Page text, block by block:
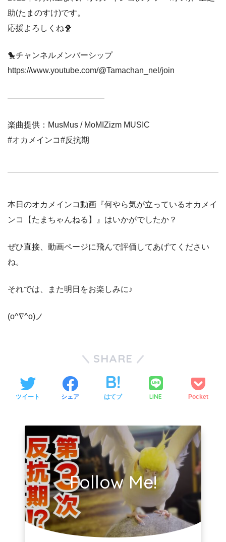
助(たまのすけ)です。
応援よろしくね🐥
🐤チャンネルメンバーシップ
https://www.youtube.com/@Tamachan_nel/join
————————————
楽曲提供：MusMus / MoMIZizm MUSIC
#オカメインコ#反抗期
本日のオカメインコ動画『何やら気が立っているオカメイ
ンコ【たまちゃんねる】』はいかがでしたか？
ぜひ直接、動画ページに飛んで評価してあげてください
ね。
それでは、また明日をお楽しみに♪
(o^∇^o)ノ
SHARE
ツイート シェア はてブ LINE Pocket
Follow Me!